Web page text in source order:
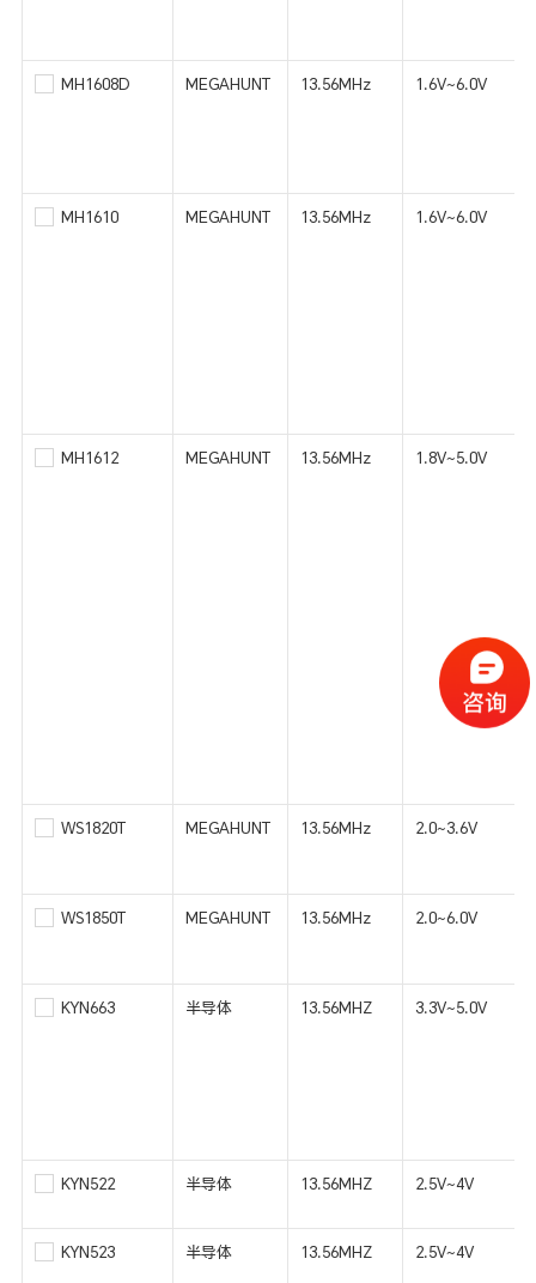
MH1608D MEGAHUNT 13.56MHz 1.6V~6.0V
MH1610 MEGAHUNT 13.56MHz 1.6V~6.0V
MH1612 MEGAHUNT 13.56MHz 1.8V~5.0V
WS1820T MEGAHUNT 13.56MHz 2.0~3.6V
WS1850T MEGAHUNT 13.56MHz 2.0~6.0V
KYN663 半导体 13.56MHZ 3.3V~5.0V
KYN522 半导体 13.56MHZ 2.5V~4V
KYN523 半导体 13.56MHZ 2.5V~4V